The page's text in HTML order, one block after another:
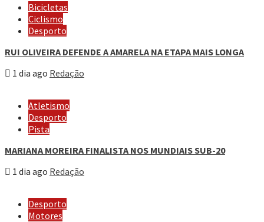
Bicicletas
Ciclismo
Desporto
RUI OLIVEIRA DEFENDE A AMARELA NA ETAPA MAIS LONGA
1 dia ago Redação
Atletismo
Desporto
Pista
MARIANA MOREIRA FINALISTA NOS MUNDIAIS SUB-20
1 dia ago Redação
Desporto
Motores